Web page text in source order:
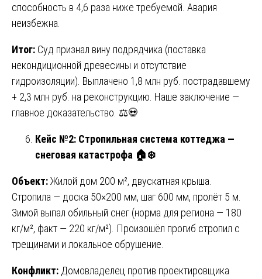
способность в 4,6 раза ниже требуемой. Авария
неизбежна.
Итог: Суд признал вину подрядчика (поставка
некондиционной древесины и отсутствие
гидроизоляции). Выплачено 1,8 млн руб. пострадавшему
+ 2,3 млн руб. на реконструкцию. Наше заключение —
главное доказательство. ⚖️💀
Кейс №2: Стропильная система коттеджа —
снеговая катастрофа 🏠❄️
Объект:Жилой дом 200 м², двускатная крыша.
Стропила — доска 50×200 мм, шаг 600 мм, пролёт 5 м.
Зимой выпал обильный снег (норма для региона — 180
кг/м², факт — 220 кг/м²). Произошёл прогиб стропил с
трещинами и локальное обрушение.
Конфликт: Домовладелец против проектировщика